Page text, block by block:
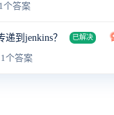
个答案
到jenkins？ 已解决
个答案